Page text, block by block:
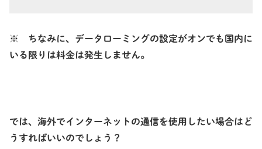
※ ちなみに、データローミングの設定がオンでも国内に
いる限りは料金は発生しません。
では、海外でインターネットの通信を使用したい場合はど
うすればいいのでしょう？